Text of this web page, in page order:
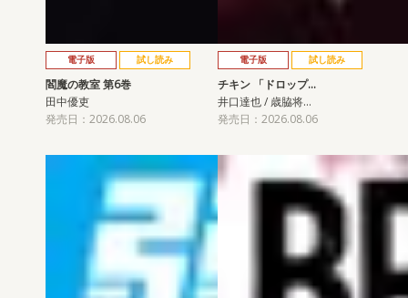
電子版 試し読み
閻魔の教室 第6巻
田中優吏
発売日：2026.08.06
電子版 試し読み
チキン 「ドロップ…
井口達也 / 歳脇将…
発売日：2026.08.06